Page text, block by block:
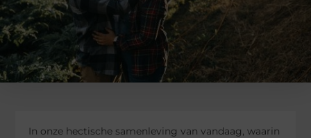
In onze hectische samenleving van vandaag, waarin